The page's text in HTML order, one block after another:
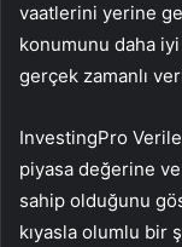
vaatlerini yerine
konumunu daha iyi
gerçek zamanlı
InvestingPro
piyasa değerine
sahip olduğunu
kıyasla olumlu bir